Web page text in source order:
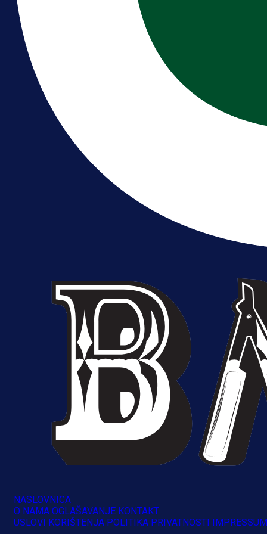
Brat Kerima Alajbegovića pozvan
reprezentaciju Njemačke!
NASLOVNICA
O NAMA OGLAŠAVANJE KONTAKT
USLOVI KORIŠTENJA POLITIKA PRIVATNOSTI IMPRESSUM